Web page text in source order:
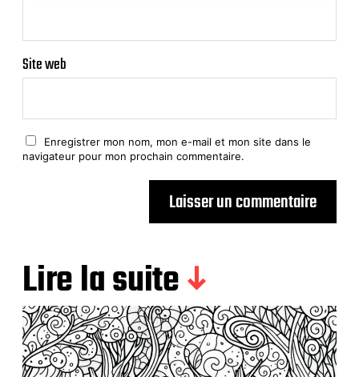
Site web
Enregistrer mon nom, mon e-mail et mon site dans le
navigateur pour mon prochain commentaire.
Lire la suite